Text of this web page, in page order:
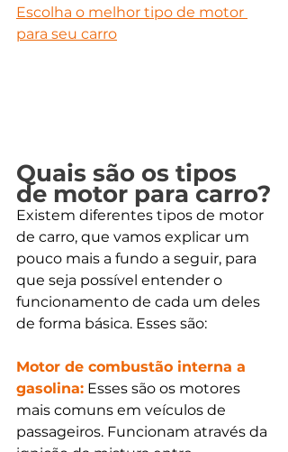
Escolha o melhor tipo de motor
para seu carro
Quais são os tipos
de motor para carro?
Existem diferentes tipos de motor
de carro, que vamos explicar um
pouco mais a fundo a seguir, para
que seja possível entender o
funcionamento de cada um deles
de forma básica. Esses são:
Motor de combustão interna a
gasolina: Esses são os motores
mais comuns em veículos de
passageiros. Funcionam através da